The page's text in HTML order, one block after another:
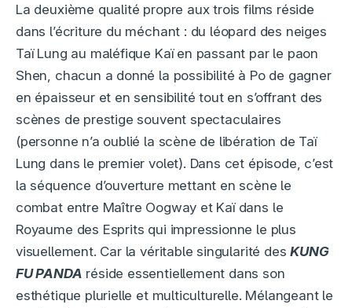
La deuxième qualité propre aux trois films réside
dans l’écriture du méchant : du léopard des neiges
Taï Lung au maléfique Kaï en passant par le paon
Shen, chacun a donné la possibilité à Po de gagner
en épaisseur et en sensibilité tout en s’offrant des
scènes de prestige souvent spectaculaires
(personne n’a oublié la scène de libération de Taï
Lung dans le premier volet). Dans cet épisode, c’est
la séquence d’ouverture mettant en scène le
combat entre Maître Oogway et Kaï dans le
Royaume des Esprits qui impressionne le plus
visuellement. Car la véritable singularité desKUNG
FU PANDA réside essentiellement dans son
esthétique plurielle et multiculturelle. Mélangeant le